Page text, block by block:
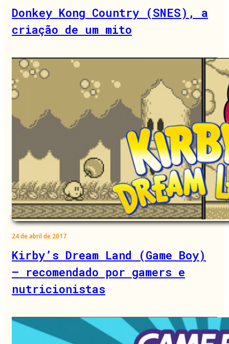
Donkey Kong Country (SNES), a
criação de um mito
24 de abril de 2017
Kirby’s Dream Land (Game Boy)
– recomendado por gamers e
nutricionistas